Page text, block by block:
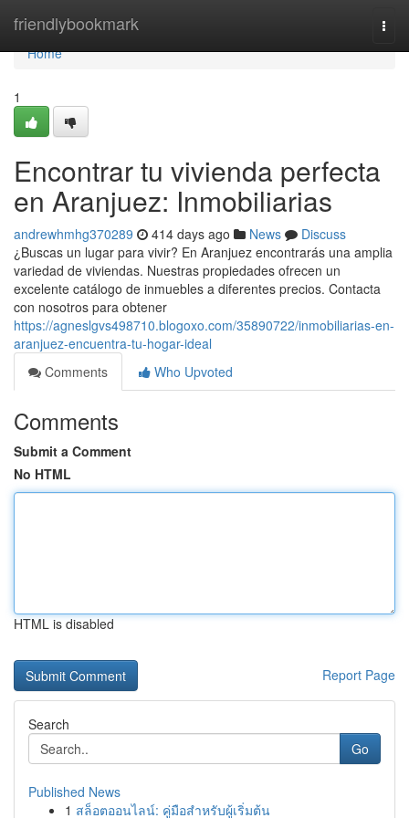
friendlybookmark
Home
Home
1
Encontrar tu vivienda perfecta
en Aranjuez: Inmobiliarias
andrewhmhg370289 414 days ago News
Discuss
¿Buscas un lugar para vivir? En Aranjuez encontrarás una amplia
variedad de viviendas. Nuestras propiedades ofrecen un
excelente catálogo de inmuebles a diferentes precios. Contacta
con nosotros para obtener
https://agneslgvs498710.blogoxo.com/35890722/inmobiliarias-en-
aranjuez-encuentra-tu-hogar-ideal
Comments
Who Upvoted
Comments
Submit a Comment
No HTML
HTML is disabled
Report Page
Search
Go
Published News
1 สล็อตออนไลน์: คู่มือสำหรับผู้เริ่มต้น